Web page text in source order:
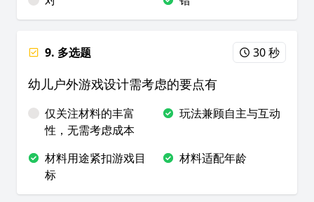
9. 多选题 30 秒
幼儿户外游戏设计需考虑的要点有
仅关注材料的丰富
性，无需考虑成本
玩法兼顾自主与互动
材料用途紧扣游戏目
标
材料适配年龄